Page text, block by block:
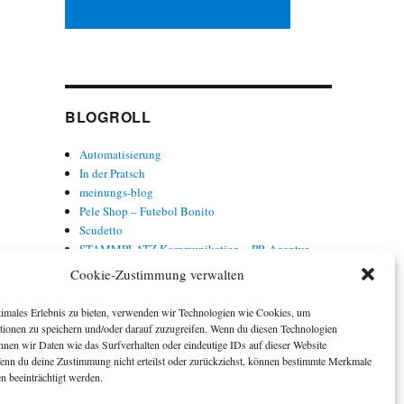
Cookie-Zustimmung verwalten
Erlebnis zu bieten, verwenden wir Technologien wie Cookies, um
zu speichern und/oder darauf zuzugreifen. Wenn du diesen Technologien
wir Daten wie das Surfverhalten oder eindeutige IDs auf dieser Website
du deine Zustimmung nicht erteilst oder zurückziehst, können bestimmte Merkmale
beeinträchtigt werden.
BLOGROLL
Automatisierung
In der Pratsch
meinungs-blog
Pele Shop – Futebol Bonito
Scudetto
STAMMPLATZ Kommunikation – PR-Agentur
Torwort